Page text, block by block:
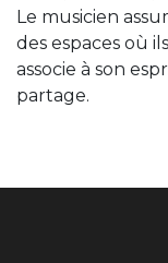
Le musicien
des espaces où
associe à son
partage.